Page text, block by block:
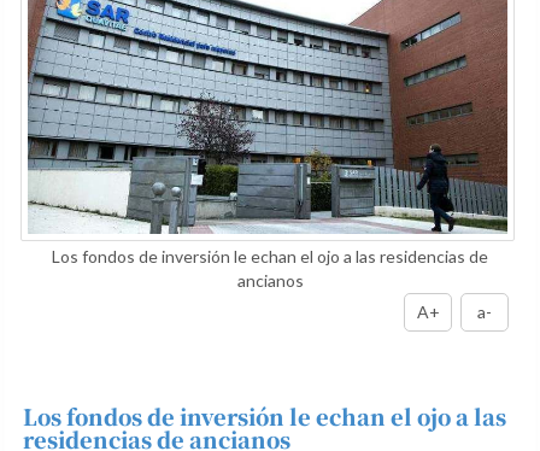
Los fondos de inversión le echan el ojo a las residencias de
ancianos
A+
a-
Los fondos de inversión le echan el ojo a las
residencias de ancianos